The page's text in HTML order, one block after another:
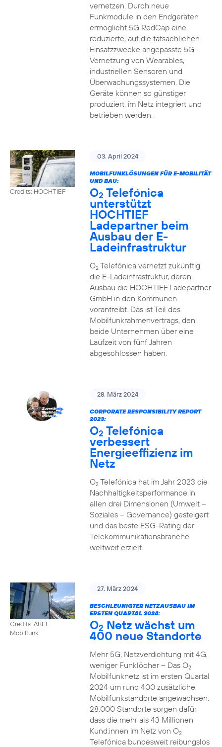
vernetzen. Durch neue
Funkmodule in den Endgeräten
ermöglicht 5G RedCap eine
reduzierte, auf die tatsächlichen
Einsatzzwecke angepasste 5G-
Vernetzung von Wearables,
industriellen Sensoren und
Überwachungssystemen. Die
Geräte können so günstiger
produziert, im Netz integriert und
betrieben werden.
Credits: HOCHTIEF
03. April 2024
MOBILFUNKLÖSUNGEN FÜR E-MOBILITÄT
UND BAU:
O2 Telefónica
unterstützt
HOCHTIEF
Ladepartner beim
Ausbau der E-
Ladeinfrastruktur
O2Telefónica vernetzt zukünftig
die E-Ladeinfrastruktur, deren
Ausbau die HOCHTIEF Ladepartner
GmbH in den Kommunen
vorantreibt. Das ist Teil des
Mobilfunkrahmenvertrags, den
beide Unternehmen über eine
Laufzeit von fünf Jahren
abgeschlossen haben.
28. März 2024
CORPORATE RESPONSIBILITY REPORT
2023:
O2 Telefónica
verbessert
Energieeffizienz im
Netz
O2Telefónica hat im Jahr 2023 die
Nachhaltigkeitsperformance in
allen drei Dimensionen (Umwelt –
Soziales – Governance) gesteigert
und das beste ESG-Rating der
Telekommunikationsbranche
weltweit erzielt.
Credits: ABEL
Mobilfunk
27. März 2024
BESCHLEUNIGTER NETZAUSBAU IM
ERSTEN QUARTAL 2024:
O2 Netz wächst um
400 neue Standorte
Mehr 5G, Netzverdichtung mit 4G,
weniger Funklöcher – Das O2
Mobilfunknetz ist im ersten Quartal
2024 um rund 400 zusätzliche
Mobilfunkstandorte angewachsen.
28.000 Standorte sorgen dafür,
dass die mehr als 43 Millionen
Kund:innen im Netz von O2
Telefónica bundesweit reibungslos